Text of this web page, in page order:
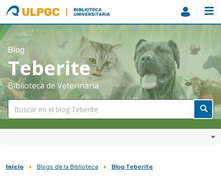
ULPGC
Biblioteca
ULPGC
Blog
Teberite
Biblioteca de Veterinaria
Sobrescribir
Inicio Blogs de la Biblioteca Blog Teberite